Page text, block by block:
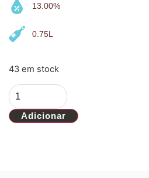
13.00%
0.75L
43 em stock
Adicionar